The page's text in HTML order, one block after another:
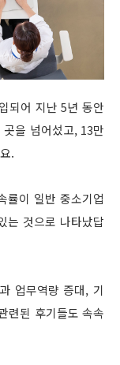
되어 지난 5년 동안
을 넘어섰고, 13만
.
률이 일반 중소기업
는 것으로 나타났답
업무역량 증대, 기
련된 후기들도 속속